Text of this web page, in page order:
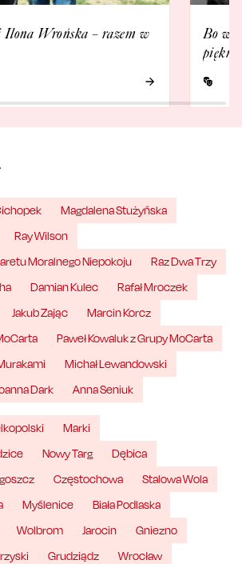
Ilona Wrońska – razem w
Bo we
Magdalena Stużyńska
Ray Wilson
Moralnego Niepokoju
Raz Dwa Trzy
Damian Kulec
Rafał Mroczek
Jakub Zając
Marcin Korcz
Paweł Kowaluk z Grupy MoCarta
Michał Lewandowski
Dark Anna Seniuk
Marki
Nowy Targ
Dębica
Częstochowa
Stalowa Wola
Myślenice
Biała Podlaska
Wolbrom Jarocin
Gniezno
Grudziądz
Wrocław